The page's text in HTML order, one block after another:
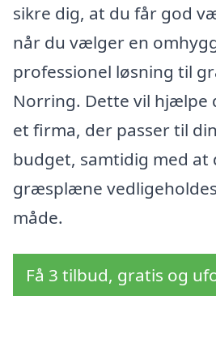
sikre dig, at du får god
når du vælger en
professionel løsning til
Norring. Dette vil hjælpe
et firma, der passer til
budget, samtidig med at
græsplæne
måde.
Få 3 tilbud, gratis og